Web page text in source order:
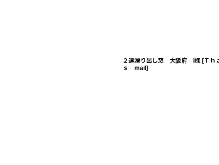
２連滑り出し窓 大阪府 I様 [Ｔｈ
ｓ mail ]